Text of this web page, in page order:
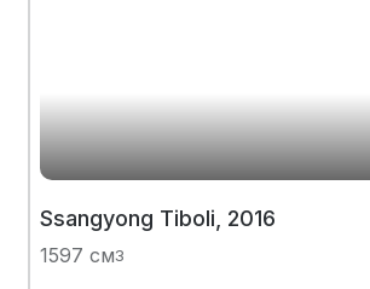
Ssangyong Tiboli, 2016
1597 см3